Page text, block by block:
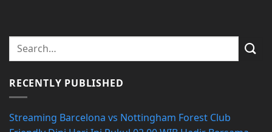
RECENTLY PUBLISHED
Streaming Barcelona vs Nottingham Forest Club